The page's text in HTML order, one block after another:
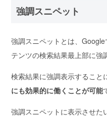
強調スニペット
強調スニペットとは、
テンツの検索結果最上部に強
検索結果に強調表示すること
にも効果的に働くことが可能
強調スニペットに表示させた